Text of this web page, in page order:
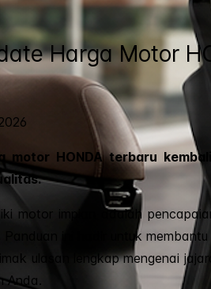
Harga Motor
motor HONDA terbaru
motor impian adalah
Panduan ini hadir untuk
ulasan lengkap mengenai
Anda.